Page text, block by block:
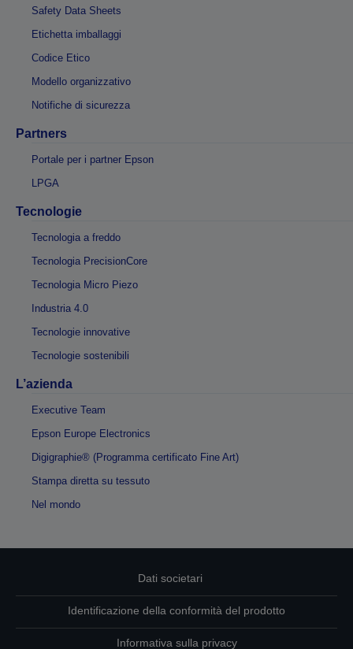
Safety Data Sheets
Etichetta imballaggi
Codice Etico
Modello organizzativo
Notifiche di sicurezza
Partners
Portale per i partner Epson
LPGA
Tecnologie
Tecnologia a freddo
Tecnologia PrecisionCore
Tecnologia Micro Piezo
Industria 4.0
Tecnologie innovative
Tecnologie sostenibili
L’azienda
Executive Team
Epson Europe Electronics
Digigraphie® (Programma certificato Fine Art)
Stampa diretta su tessuto
Nel mondo
Dati societari
Identificazione della conformità del prodotto
Informativa sulla privacy